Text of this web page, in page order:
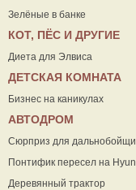
Зелёные в банке
КОТ, ПЁС И ДРУГИЕ
Диета для Элвиса
ДЕТСКАЯ КОМНАТА
Бизнес на каникулах
АВТОДРОМ
Сюрприз для
Понтифик пересел на
Деревянный трактор